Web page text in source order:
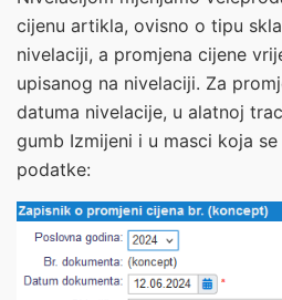
cijenu artikla, ovisno o tipu
nivelaciji, a promjena cijene
upisanog na nivelaciji. Za
datuma nivelacije, u alatnoj
gumb Izmijeni i u masci koja
podatke: